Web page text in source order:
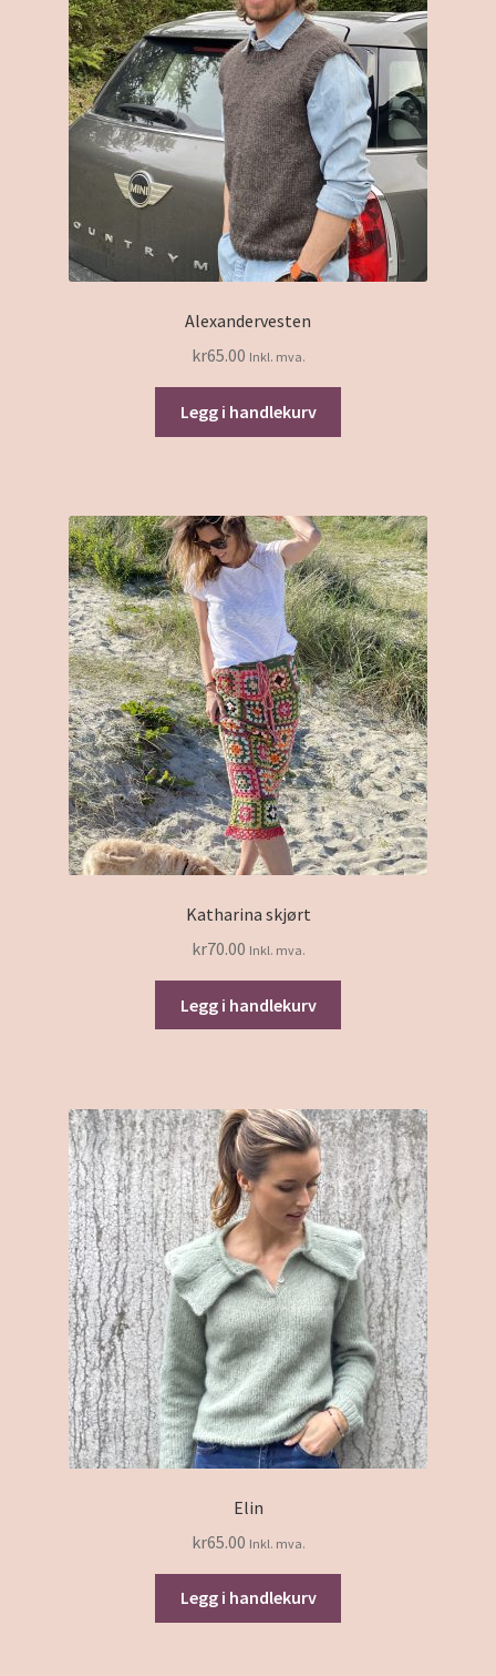
Alexandervesten
kr65.00 Inkl. mva.
Legg i handlekurv
Katharina skjørt
kr70.00 Inkl. mva.
Legg i handlekurv
Elin
kr65.00 Inkl. mva.
Legg i handlekurv